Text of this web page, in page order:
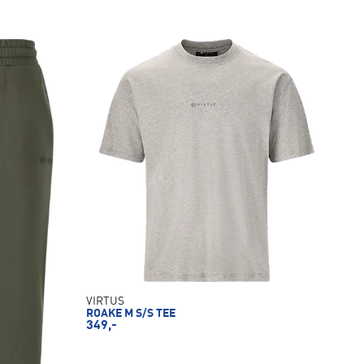
VIRTUS
ROAKE M S/S TEE
349,-